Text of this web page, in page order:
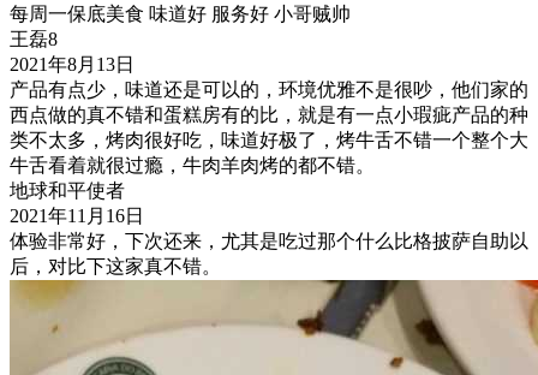
每周一保底美食 味道好 服务好 小哥贼帅
王磊8
2021年8月13日
产品有点少，味道还是可以的，环境优雅不是很吵，他们家的
西点做的真不错和蛋糕房有的比，就是有一点小瑕疵产品的种
类不太多，烤肉很好吃，味道好极了，烤牛舌不错一个整个大
牛舌看着就很过瘾，牛肉羊肉烤的都不错。
地球和平使者
2021年11月16日
体验非常好，下次还来，尤其是吃过那个什么比格披萨自助以
后，对比下这家真不错。